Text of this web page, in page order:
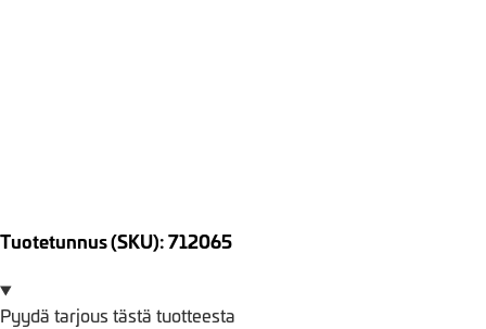
Tuotetunnus (SKU): 712065
Pyydä tarjous tästä tuotteesta